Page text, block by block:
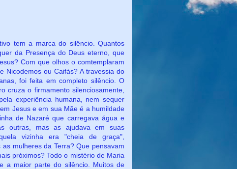
do silêncio. Quantos
da Presença do Deus eterno, que
Com que olhos o comtemplaram
Nicodemos ou Caifás? A travessia do
foi feita em completo silêncio. O
cruza o firmamento silenciosamente,
experiência humana, nem sequer
Jesus e em sua Mãe é a humildade
de Nazaré que carregava água e
outras, mas as ajudava em suas
vizinha era "cheia de graça",
mulheres da Terra? Que pensavam
próximos? Todo o mistério de Maria
a maior parte do silêncio. Muitos de